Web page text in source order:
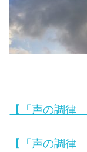
【「声の調律
【「声の調律